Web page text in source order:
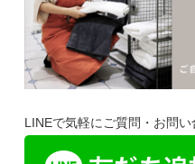
LINEで気軽にご質問・お問